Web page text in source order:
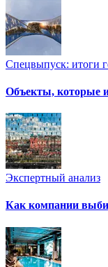
Спецвыпуск: итоги
Объекты, которые
Экспертный анализ
Как компании